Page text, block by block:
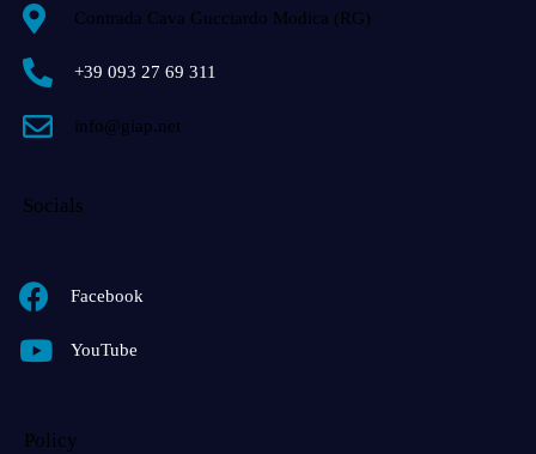
Contrada Cava Gucciardo Modica (RG)
+39 093 27 69 311
info@giap.net
Socials
Facebook
YouTube
Policy